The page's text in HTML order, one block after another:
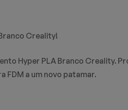
Creality!
Hyper PLA Branco Creality.
FDM a um novo patamar.